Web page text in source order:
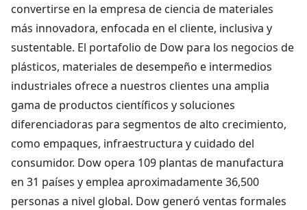
convertirse en la empresa de ciencia de materiales
más innovadora, enfocada en el cliente, inclusiva y
sustentable. El portafolio de Dow para los negocios de
plásticos, materiales de desempeño e intermedios
industriales ofrece a nuestros clientes una amplia
gama de productos científicos y soluciones
diferenciadoras para segmentos de alto crecimiento,
como empaques, infraestructura y cuidado del
consumidor. Dow opera 109 plantas de manufactura
en 31 países y emplea aproximadamente 36,500
personas a nivel global. Dow generó ventas formales